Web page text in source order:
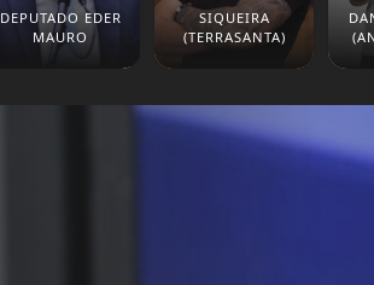
DEPUTADO EDER
MAURO
SIQUEIRA
(TERRASANTA)